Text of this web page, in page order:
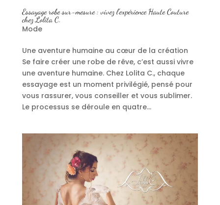
Essayage robe sur-mesure : vivez l’expérience Haute Couture
chez Lolita C.
Mode
Une aventure humaine au cœur de la création
Se faire créer une robe de rêve, c’est aussi vivre
une aventure humaine. Chez Lolita C., chaque
essayage est un moment privilégié, pensé pour
vous rassurer, vous conseiller et vous sublimer.
Le processus se déroule en quatre...